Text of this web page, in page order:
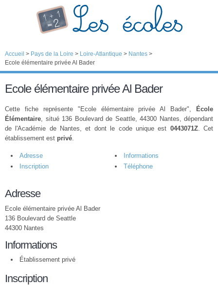
Accueil > Pays de la Loire > Loire-Atlantique > Nantes >
Ecole élémentaire privée Al Bader
Ecole élémentaire privée Al Bader
Cette fiche représente "Ecole élémentaire privée Al Bader",
École
Élémentaire, situé 136 Boulevard de Seattle, 44300 Nantes, dépendant
de l'Académie de Nantes, et dont le code unique est 0443071Z. Cet
établissement est privé.
Adresse
Informations
Inscription
Téléphone
Adresse
Ecole élémentaire privée Al Bader
136 Boulevard de Seattle
44300 Nantes
Informations
Établissement privé
Inscription